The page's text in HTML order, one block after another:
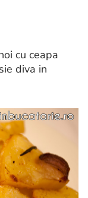
cu ceapa
diva in